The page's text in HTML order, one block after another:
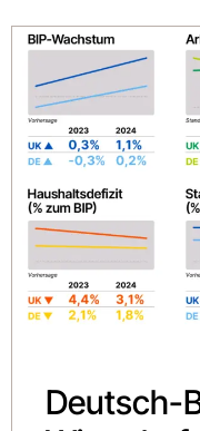
Deutsch-